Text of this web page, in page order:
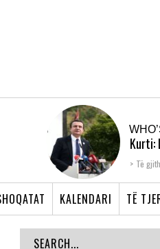
Kurti:
Të
KALENDARI TË